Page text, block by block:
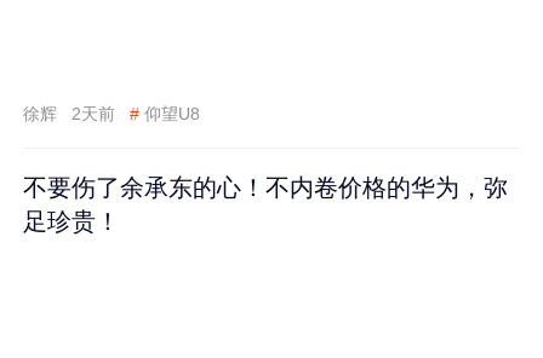
徐辉 2天前 # 仰望U8
不要伤了余承东的心！不内卷价格的华为，弥
足珍贵！